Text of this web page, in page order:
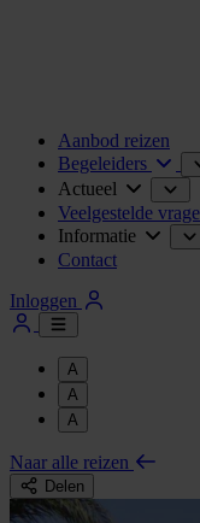
Aanbod reizen
Begeleiders
Actueel
Veelgestelde
Informatie
Contact
Inloggen
A
A
A
Naar alle reizen
Delen